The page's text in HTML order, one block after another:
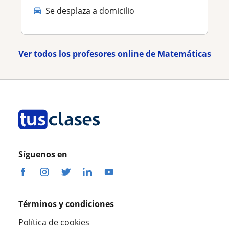
Se desplaza a domicilio
Ver todos los profesores online de Matemáticas
Síguenos en
Términos y condiciones
Política de cookies